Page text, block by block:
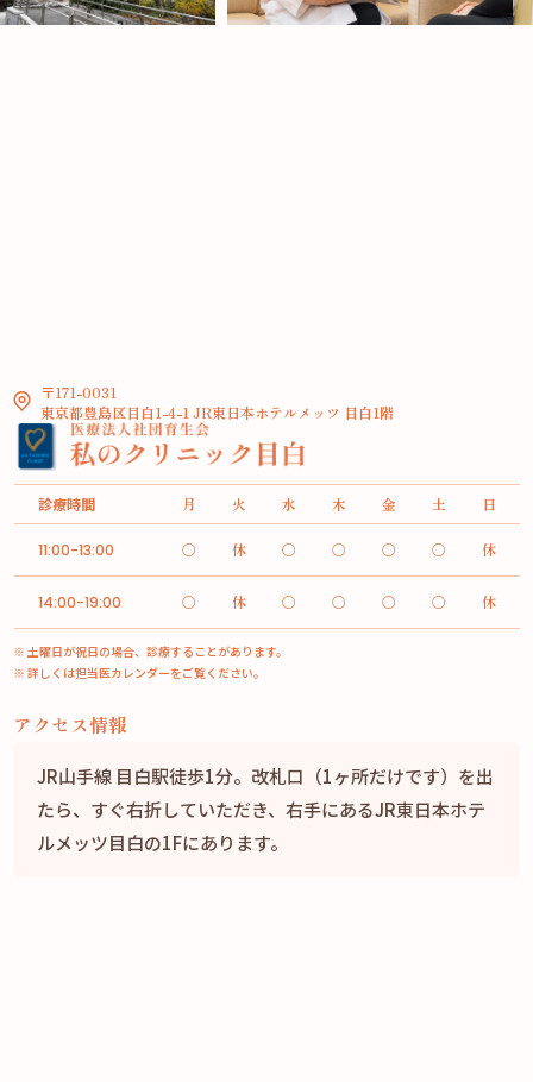
〒171-0031
東京都豊島区目白1-4-1 JR東日本ホテルメッツ 目白1階
診療時間 月 火 水 木 金 土 日
11:00-13:00 ○ 休 ○ ○ ○ ○ 休
14:00-19:00 ○ 休 ○ ○ ○ ○ 休
※ 土曜日が祝日の場合、診療することがあります。
※ 詳しくは担当医カレンダーをご覧ください。
アクセス情報
JR山手線 目白駅徒歩1分。改札口（1ヶ所だけです）を出
たら、すぐ右折していただき、右手にあるJR東日本ホテ
ルメッツ目白の1Fにあります。